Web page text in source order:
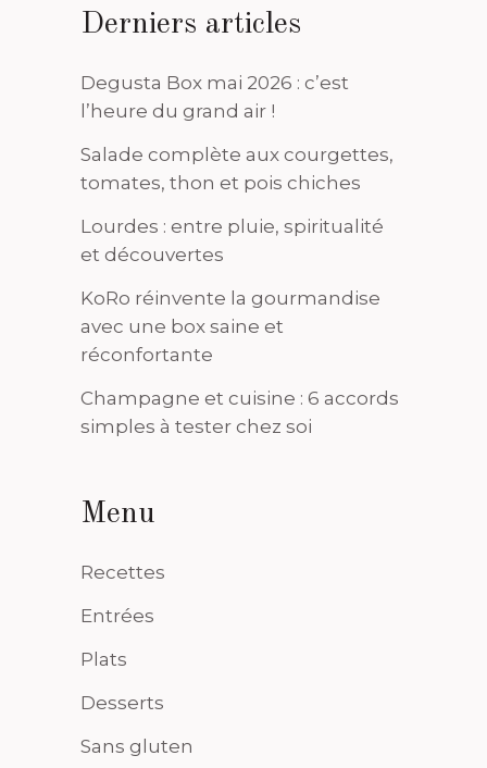
Derniers articles
Degusta Box mai 2026 : c’est
l’heure du grand air !
Salade complète aux courgettes,
tomates, thon et pois chiches
Lourdes : entre pluie, spiritualité
et découvertes
KoRo réinvente la gourmandise
avec une box saine et
réconfortante
Champagne et cuisine : 6 accords
simples à tester chez soi
Menu
Recettes
Entrées
Plats
Desserts
Sans gluten